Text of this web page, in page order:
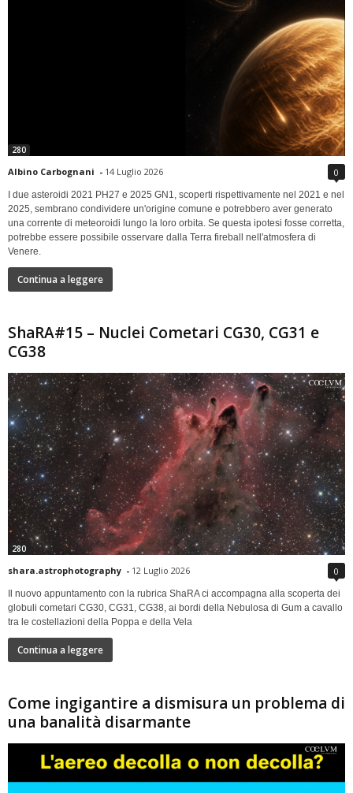
280
Albino Carbognani - 14 Luglio 2026 0
I due asteroidi 2021 PH27 e 2025 GN1, scoperti rispettivamente nel 2021 e nel
2025, sembrano condividere un'origine comune e potrebbero aver generato
una corrente di meteoroidi lungo la loro orbita. Se questa ipotesi fosse corretta,
potrebbe essere possibile osservare dalla Terra fireball nell'atmosfera di
Venere.
Continua a leggere
ShaRA#15 – Nuclei Cometari CG30, CG31 e
CG38
280
shara.astrophotography - 12 Luglio 2026 0
Il nuovo appuntamento con la rubrica ShaRA ci accompagna alla scoperta dei
globuli cometari CG30, CG31, CG38, ai bordi della Nebulosa di Gum a cavallo
tra le costellazioni della Poppa e della Vela
Continua a leggere
Come ingigantire a dismisura un problema di
una banalità disarmante